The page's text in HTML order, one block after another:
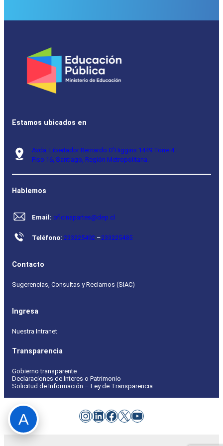
Estamos ubicados en
Avda. Libertador Bernardo O’Higgins 1449 Torre 4
Piso 16, Santiago, Región Metropolitana.
Hablemos
Email: oficinapartes@dep.cl
Teléfono: 233225492 –233225485
Contacto
Sugerencias, Consultas y Reclamos (SIAC)
Ingresa
Nuestra Intranet
Transparencia
Gobierno transparente
Declaraciones de Interes o Patrimonio
Solicitud de Información – Ley de Transparencia
Instagram
LinkedIn
Facebook
X YouTube
A